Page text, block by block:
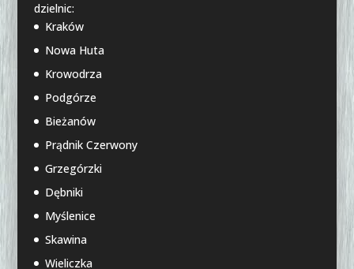
dzielnic:
Kraków
Nowa Huta
Krowodrza
Podgórze
Bieżanów
Prądnik Czerwony
Grzegórzki
Dębniki
Myślenice
Skawina
Wieliczka